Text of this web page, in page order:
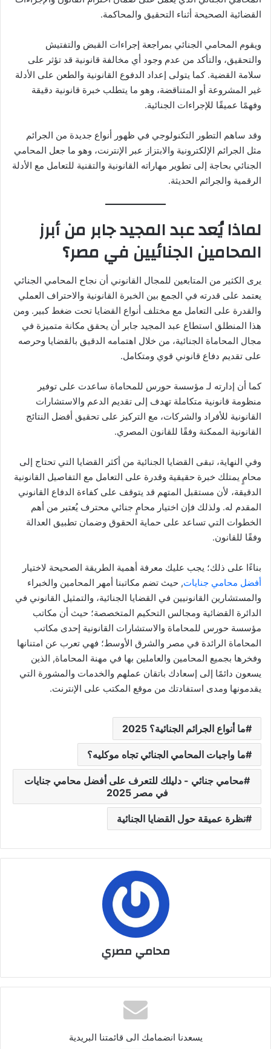
القضائية الصحيحة أثناء التحقيق والمحاكمة.
ويقوم المحامي الجنائي بمراجعة إجراءات القبض والتفتيش
والتحقيق، والتأكد من عدم وجود أي مخالفة قانونية قد تؤثر على
سلامة القضية. كما يتولى إعداد الدفوع القانونية والطعن على الأدلة
غير المشروعة أو المتناقضة، وهو ما يتطلب خبرة قانونية دقيقة
وفهمًا عميقًا للإجراءات الجنائية.
وقد ساهم التطور التكنولوجي في ظهور أنواع جديدة من الجرائم
مثل الجرائم الإلكترونية والابتزاز عبر الإنترنت، وهو ما جعل المحامي
الجنائي بحاجة إلى تطوير مهاراته القانونية والتقنية للتعامل مع الأدلة
الرقمية والجرائم الحديثة.
لماذا يُعد عبد المجيد جابر من أبرز
المحامين الجنائيين في مصر؟
يرى الكثير من المتابعين للمجال القانوني أن نجاح المحامي الجنائي
يعتمد على قدرته في الجمع بين الخبرة القانونية والاحتراف العملي
والقدرة على التعامل مع مختلف أنواع القضايا تحت ضغط كبير. ومن
هذا المنطلق استطاع عبد المجيد جابر أن يحقق مكانة متميزة في
مجال المحاماة الجنائية، من خلال اهتمامه الدقيق بالقضايا وحرصه
على تقديم دفاع قانوني قوي ومتكامل.
كما أن إدارته لـ مؤسسة حورس للمحاماة ساعدت على توفير
منظومة قانونية متكاملة تهدف إلى تقديم الدعم والاستشارات
القانونية للأفراد والشركات، مع التركيز على تحقيق أفضل النتائج
القانونية الممكنة وفقًا للقانون المصري.
وفي النهاية، تبقى القضايا الجنائية من أكثر القضايا التي تحتاج إلى
محامٍ يمتلك خبرة حقيقية وقدرة على التعامل مع التفاصيل القانونية
الدقيقة، لأن مستقبل المتهم قد يتوقف على كفاءة الدفاع القانوني
المقدم له. ولذلك فإن اختيار محامٍ جنائي محترف يُعتبر من أهم
الخطوات التي تساعد على حماية الحقوق وضمان تطبيق العدالة
وفقًا للقانون.
بناءًا على ذلك؛ يجب عليك معرفة أهمية الطريقة الصحيحة لاختيار
أفضل محامي جنايات, حيث تضم مكاتبنا أمهر المحامين والخبراء
والمستشارين القانونيين في القضايا الجنائية، والتمثيل القانوني في
الدائرة القضائية ومجالس التحكيم المتخصصة؛ حيث أن مكاتب
مؤسسة حورس للمحاماة والاستشارات القانونية إحدى مكاتب
المحاماة الرائدة في مصر والشرق الأوسط؛ فهي تعرب عن امتنانها
وفخرها بجميع المحامين والعاملين بها في مهنة المحاماة, الذين
يسعون دائمًا إلى إسعادك باتقان عملهم والخدمات والمشورة التي
يقدمونها ومدى استفادتك من موقع المكتب على الإنترنت.
ما أنواع الجرائم الجنائية؟ 2025
ما واجبات المحامي الجنائي تجاه موكليه؟
محامي جنائي - دليلك للتعرف على أفضل محامي جنايات
في مصر 2025
نظرة عميقة حول القضايا الجنائية
محامي مصري
يسعدنا انضمامك الى قائمتنا البريدية